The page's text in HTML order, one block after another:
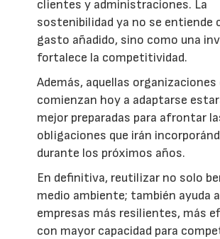
clientes y administraciones. La
sostenibilidad ya no se entiende
gasto añadido, sino como una
fortalece la competitividad.
Además, aquellas organizaciones
comienzan hoy a adaptarse
mejor preparadas para afrontar
obligaciones que irán
durante los próximos años.
En definitiva, reutilizar no solo
medio ambiente; también ayuda
empresas más resilientes, más
con mayor capacidad para